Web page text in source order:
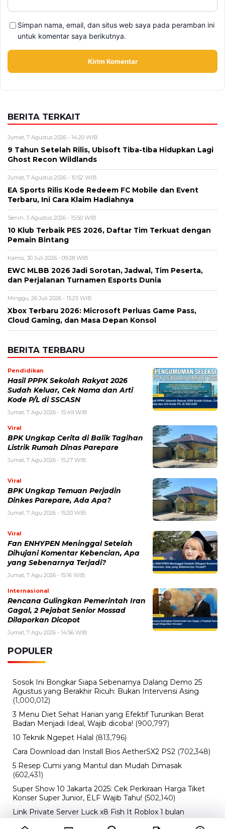
Simpan nama, email, dan situs web saya pada peramban ini
untuk komentar saya berikutnya.
BERITA TERKAIT
Jumat, 7 Agustus 2026 - 14:20 WIB
9 Tahun Setelah Rilis, Ubisoft Tiba-tiba Hidupkan Lagi
Ghost Recon Wildlands
Jumat, 7 Agustus 2026 - 10:52 WIB
EA Sports Rilis Kode Redeem FC Mobile dan Event
Terbaru, Ini Cara Klaim Hadiahnya
Senin, 3 Agustus 2026 - 15:50 WIB
10 Klub Terbaik PES 2026, Daftar Tim Terkuat dengan
Pemain Bintang
Kamis, 30 Juli 2026 - 09:28 WIB
EWC MLBB 2026 Jadi Sorotan, Jadwal, Tim Peserta,
dan Perjalanan Turnamen Esports Dunia
Minggu, 26 Juli 2026 - 15:25 WIB
Xbox Terbaru 2026: Microsoft Perluas Game Pass,
Cloud Gaming, dan Masa Depan Konsol
BERITA TERBARU
Pendidikan
Hasil PPPK Sekolah Rakyat 2026
Sudah Keluar, Cek Nama dan Arti
Kode P/L di SSCASN
Jumat, 7 Agu 2026 - 15:49 WIB
Viral
BPK Ungkap Cerita di Balik Tagihan
Listrik Rumah Dinas Parepare
Jumat, 7 Agu 2026 - 15:27 WIB
Viral
BPK Ungkap Temuan Perjadin
Dinkes Parepare, Ada Apa?
Jumat, 7 Agu 2026 - 15:20 WIB
Viral
Fan ENHYPEN Meninggal Setelah
Dihujani Komentar Kebencian, Apa
yang Sebenarnya Terjadi?
Jumat, 7 Agu 2026 - 15:16 WIB
Internasional
Rencana Gulingkan Pemerintah Iran
Gagal, 2 Pejabat Senior Mossad
Dilaporkan Dicopot
Jumat, 7 Agu 2026 - 14:56 WIB
POPULER
Sosok Ini Bongkar Siapa Sebenarnya Dalang Demo 25
Agustus yang Berakhir Ricuh: Bukan Intervensi Asing
(1,000,012)
3 Menu Diet Sehat Harian yang Efektif Turunkan Berat
Badan Menjadi Ideal, Wajib dicoba! (900,797)
10 Teknik Ngepet Halal (813,796)
Cara Download dan Install Bios AetherSX2 PS2 (702,348)
5 Resep Cumi yang Mantul dan Mudah Dimasak
(602,431)
Super Show 10 Jakarta 2025: Cek Perkiraan Harga Tiket
Konser Super Junior, ELF Wajib Tahu! (502,140)
Link Private Server Luck x8 Fish It Roblox 1 bulan
Diadakan oleh Redaksiku.com: Event Langka dengan